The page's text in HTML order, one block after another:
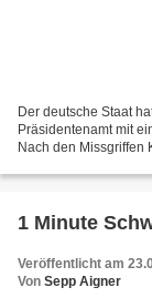
Der deutsche Staat
Präsidentenamt mit
Nach den Missgriffen
1 Minute
Veröffentlicht am
Von Sepp Aigner